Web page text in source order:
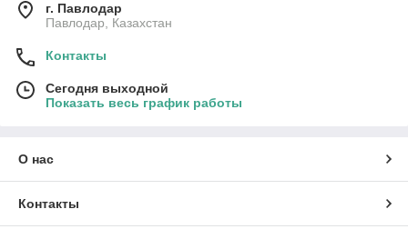
г. Павлодар
Павлодар, Казахстан
Контакты
Сегодня выходной
Показать весь график работы
О нас
Контакты